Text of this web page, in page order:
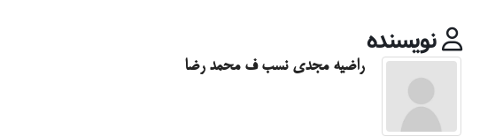
نویسنده
راضیه مجدی نسب ف محمد رضا